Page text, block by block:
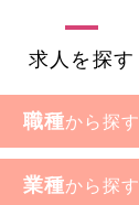
求人を探す
職種から探す
業種から探す